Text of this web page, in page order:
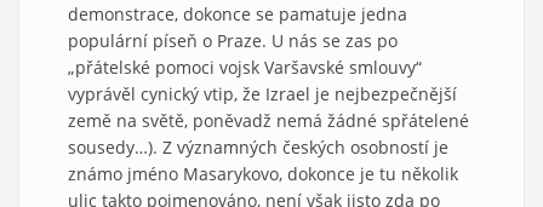
demonstrace, dokonce se pamatuje jedna
populární píseň o Praze. U nás se zas po
„přátelské pomoci vojsk Varšavské smlouvy“
vyprávěl cynický vtip, že Izrael je nejbezpečnější
země na světě, poněvadž nemá žádné spřátelené
sousedy…). Z významných českých osobností je
známo jméno Masarykovo, dokonce je tu několik
ulic takto pojmenováno, není však jisto zda po